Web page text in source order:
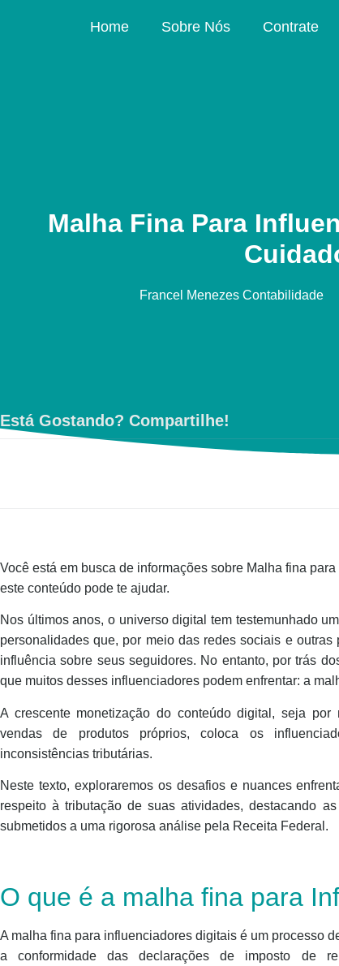
Home Sobre Nós Contrate
Malha Fina Para
Francel Menezes Contabilidade
Está Gostando? Compartilhe!
Você está em busca de informações sobre Malha fina
este conteúdo pode te ajudar.
Nos últimos anos, o universo digital tem testemunhado
personalidades que, por meio das redes sociais e outras
influência sobre seus seguidores. No entanto, por trás
que muitos desses influenciadores podem enfrentar: a
A crescente monetização do conteúdo digital, seja
vendas de produtos próprios, coloca os
inconsistências tributárias.
Neste texto, exploraremos os desafios e nuances
respeito à tributação de suas atividades, destacando
submetidos a uma rigorosa análise pela Receita Federal.
O que é a malha fina para
A malha fina para influenciadores digitais é um processo
a conformidade das declarações de imposto de